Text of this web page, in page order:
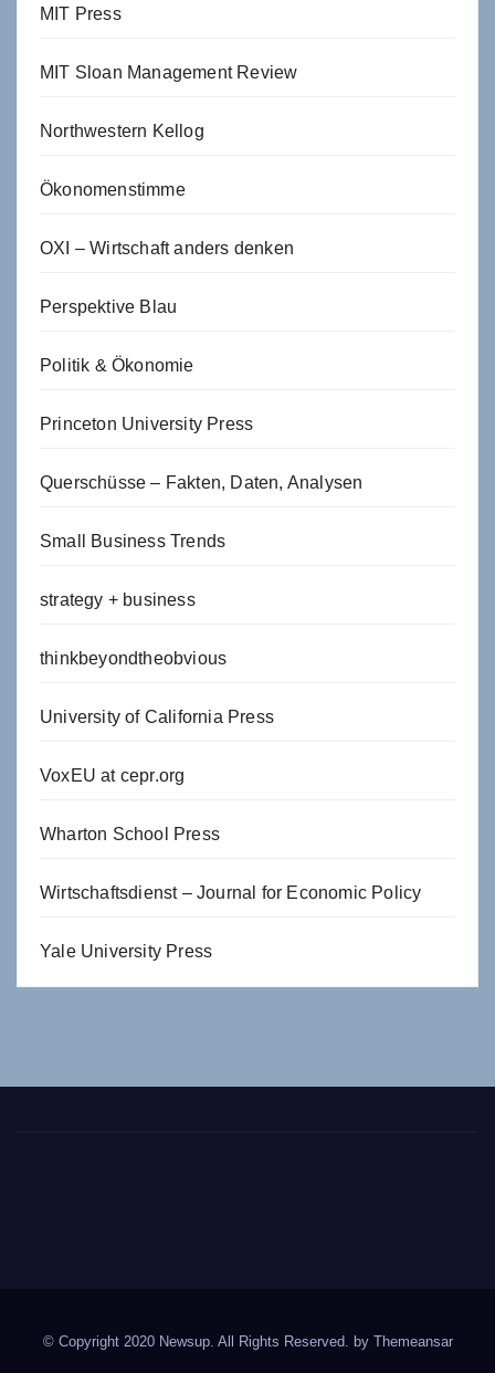
MIT Press
MIT Sloan Management Review
Northwestern Kellog
Ökonomenstimme
OXI – Wirtschaft anders denken
Perspektive Blau
Politik & Ökonomie
Princeton University Press
Querschüsse – Fakten, Daten, Analysen
Small Business Trends
strategy + business
thinkbeyondtheobvious
University of California Press
VoxEU at cepr.org
Wharton School Press
Wirtschaftsdienst – Journal for Economic Policy
Yale University Press
© Copyright 2020 Newsup. All Rights Reserved. by Themeansar